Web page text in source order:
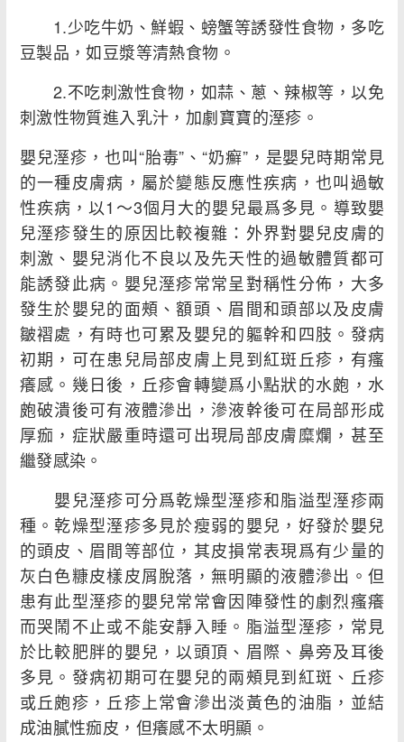
1.少吃牛奶、鮮蝦、螃蟹等誘發性食物，多吃
豆製品，如豆漿等清熱食物。
2.不吃刺激性食物，如蒜、蔥、辣椒等，以免
刺激性物質進入乳汁，加劇寶寶的溼疹。
嬰兒溼疹，也叫“胎毒”、“奶癬”，是嬰兒時期常見
的一種皮膚病，屬於變態反應性疾病，也叫過敏
性疾病，以1～3個月大的嬰兒最爲多見。導致嬰
兒溼疹發生的原因比較複雜：外界對嬰兒皮膚的
刺激、嬰兒消化不良以及先天性的過敏體質都可
能誘發此病。嬰兒溼疹常常呈對稱性分佈，大多
發生於嬰兒的面頰、額頭、眉間和頭部以及皮膚
皺褶處，有時也可累及嬰兒的軀幹和四肢。發病
初期，可在患兒局部皮膚上見到紅斑丘疹，有瘙
癢感。幾日後，丘疹會轉變爲小點狀的水皰，水
皰破潰後可有液體滲出，滲液幹後可在局部形成
厚痂，症狀嚴重時還可出現局部皮膚糜爛，甚至
繼發感染。
嬰兒溼疹可分爲乾燥型溼疹和脂溢型溼疹兩
種。乾燥型溼疹多見於瘦弱的嬰兒，好發於嬰兒
的頭皮、眉間等部位，其皮損常表現爲有少量的
灰白色糠皮樣皮屑脫落，無明顯的液體滲出。但
患有此型溼疹的嬰兒常常會因陣發性的劇烈瘙癢
而哭鬧不止或不能安靜入睡。脂溢型溼疹，常見
於比較肥胖的嬰兒，以頭頂、眉際、鼻旁及耳後
多見。發病初期可在嬰兒的兩頰見到紅斑、丘疹
或丘皰疹，丘疹上常會滲出淡黃色的油脂，並結
成油膩性痂皮，但癢感不太明顯。